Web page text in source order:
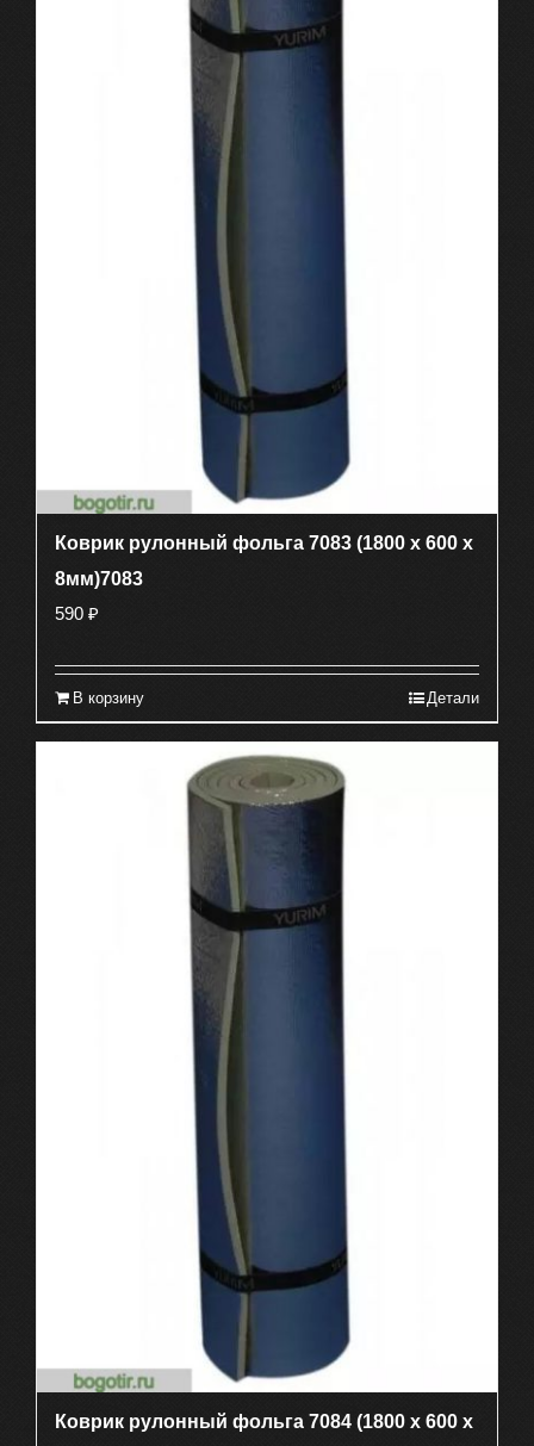
Коврик рулонный фольга 7083 (1800 х 600 х
8мм)7083
590 ₽
В корзину Детали
Коврик рулонный фольга 7084 (1800 х 600 х